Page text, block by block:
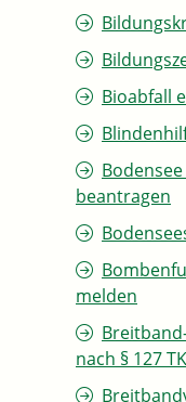
Bioabfall
beantragen
melden
nach § 127